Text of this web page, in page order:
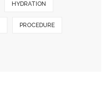
HYDRATION
PROCEDURE